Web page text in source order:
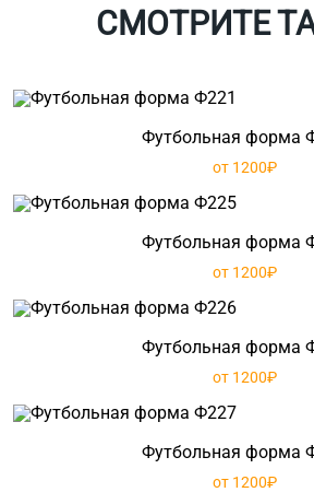
СМОТРИТЕ
Футбольная форма
от 1200₽
Футбольная форма
от 1200₽
Футбольная форма
от 1200₽
Футбольная форма
от 1200₽